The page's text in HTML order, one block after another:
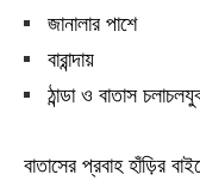
জানালার পাশে
বারান্দায়
ঠান্ডা ও বাতাস
বাতাসের প্রবাহ হাঁড়ির